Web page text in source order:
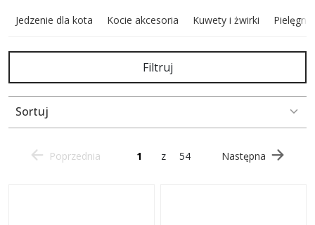
Jedzenie dla kota Kocie akcesoria Kuwety i żwirki
Filtruj
Sortuj
Poprzednia z 54 Następna